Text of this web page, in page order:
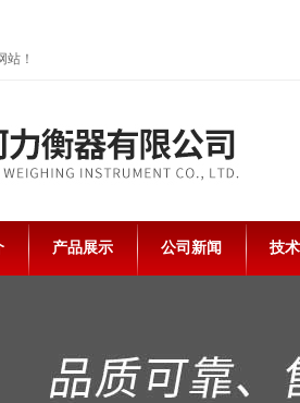
站！
产品展示 公司新闻 技